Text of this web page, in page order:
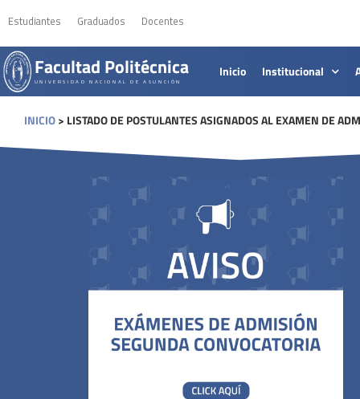
Estudiantes Graduados Docentes
Facultad Politécnica
UNIVERSIDAD NACIONAL DE ASUNCIÓN
Inicio Institucional
INICIO > LISTADO DE POSTULANTES ASIGNADOS AL EXAMEN DE